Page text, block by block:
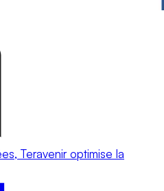
Teravenir optimise la